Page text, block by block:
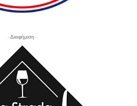
- Διαφήμιση -